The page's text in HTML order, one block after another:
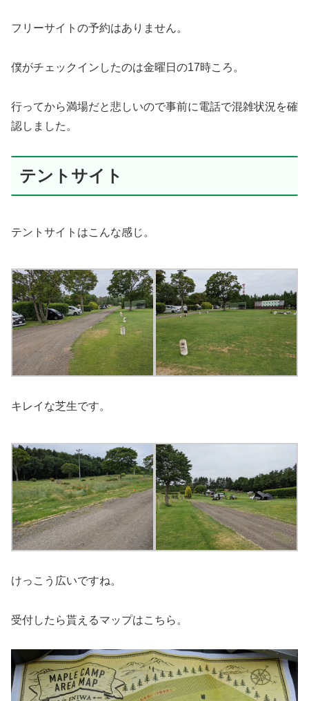
フリーサイトの予約はありません。
僕がチェックインしたのは金曜日の17時ころ。
行ってから満場だと悲しいので事前に電話で混雑状況を確
認しました。
テントサイト
テントサイトはこんな感じ。
キレイな芝生です。
けっこう広いですね。
受付したら貰えるマップはこちら。